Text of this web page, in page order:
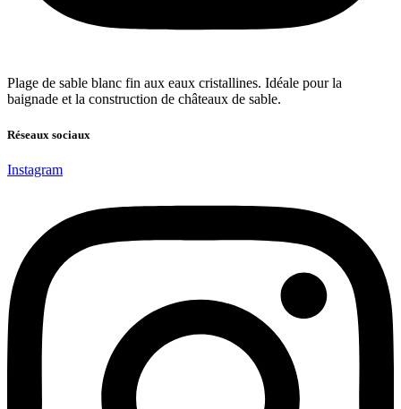
Plage de sable blanc fin aux eaux cristallines. Idéale pour la
baignade et la construction de châteaux de sable.
Réseaux sociaux
Instagram